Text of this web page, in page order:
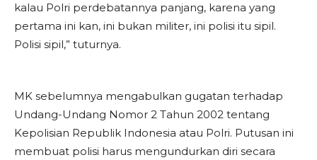
kalau Polri perdebatannya panjang, karena yang
pertama ini kan, ini bukan militer, ini polisi itu sipil.
Polisi sipil,” tuturnya.
MK sebelumnya mengabulkan gugatan terhadap
Undang-Undang Nomor 2 Tahun 2002 tentang
Kepolisian Republik Indonesia atau Polri. Putusan ini
membuat polisi harus mengundurkan diri secara